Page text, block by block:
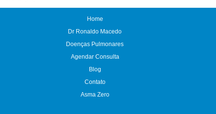
Home
Dr Ronaldo Macedo
Doenças Pulmonares
Agendar Consulta
Blog
Contato
Asma Zero